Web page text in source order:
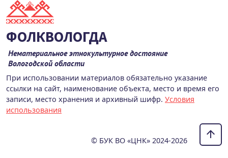
ФОЛКВОЛОГДА
Нематериальное этнокультурное достояние
Вологодской области
При использовании материалов обязательно указание
ссылки на сайт, наименование объекта, место и время его
записи, место хранения и архивный шифр. Условия
использования
© БУК ВО «ЦНК» 2024-2026